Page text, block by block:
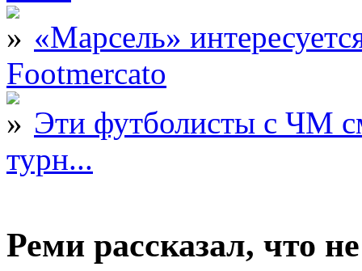
«Марсель»
Footmercato
Эти футболисты с ЧМ
турн...
Реми рассказал, что